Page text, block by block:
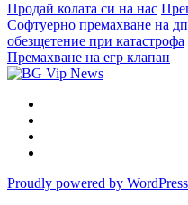
Продай колата си на нас
Софтуерно премахване на
обезщетение при катастрофа
Премахване на егр клапан
Proudly powered by WordPress